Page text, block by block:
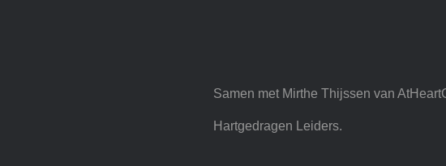
Samen met Mirthe Thijssen van
Hartgedragen Leiders.